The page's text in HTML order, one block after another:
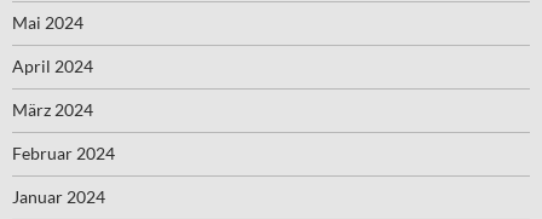
Mai 2024
April 2024
März 2024
Februar 2024
Januar 2024